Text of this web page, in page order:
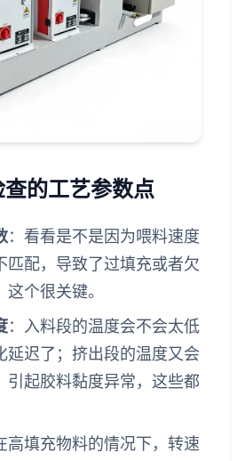
的工艺参数点
：看看是不是因为喂料速度
匹配，导致了过填充或者欠
个很关键。
：入料段的温度会不会太低
延迟了；挤出段的温度又会
引起胶料黏度异常，这些都
高填充物料的情况下，转速